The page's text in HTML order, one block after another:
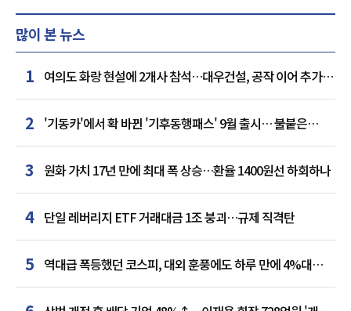
많이 본 뉴스
1 여의도 화랑 현설에 2개사 참석…대우건설, 공작 이어 추가
거점 확보하나
2 '기동카'에서 확 바뀐 '기후동행패스' 9월 출시… 불붙은
카드사 경쟁
3 원화 가치 17년 만에 최대 폭 상승…환율 1400원선 하회하나
4 단일 레버리지 ETF 거래대금 1조 붕괴…규제 직격탄
5 역대급 폭등했던 코스피, 대외 훈풍에도 하루 만에 4%대
급락